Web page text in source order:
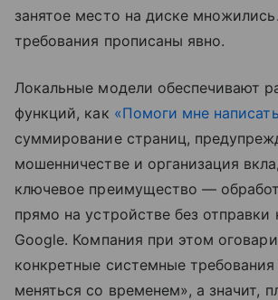
занятое место на диске
требования прописаны явно.
Локальные модели обеспечивают
функций, как «Помоги мне
суммирование страниц,
мошенничестве и организация
ключевое преимущество —
прямо на устройстве без отправки
Google. Компания при этом
конкретные системные требования
меняться со временем», а значит,